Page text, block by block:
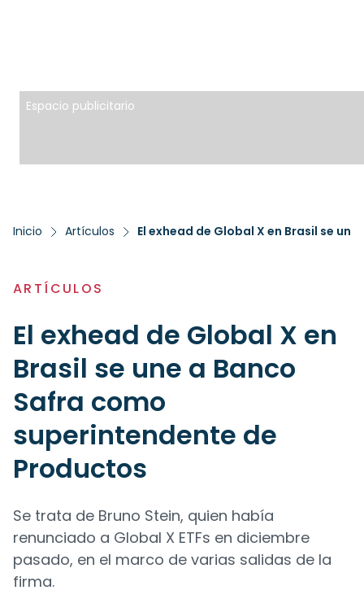
Espacio publicitario
Inicio Artículos El exhead de Global X en Brasil se
ARTÍCULOS
El exhead de Global X en
Brasil se une a Banco
Safra como
superintendente de
Productos
Se trata de Bruno Stein, quien había
renunciado a Global X ETFs en diciembre
pasado, en el marco de varias salidas de la
firma.